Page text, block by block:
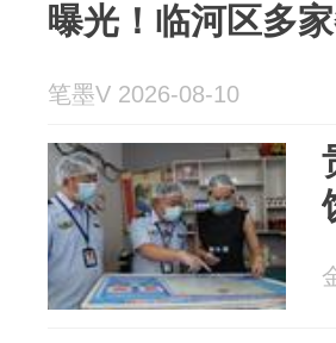
曝光！临河区多
笔墨V 2026-08-10